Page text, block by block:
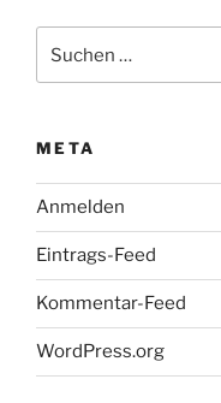
nach:
META
Anmelden
Eintrags-Feed
Kommentar-Feed
WordPress.org